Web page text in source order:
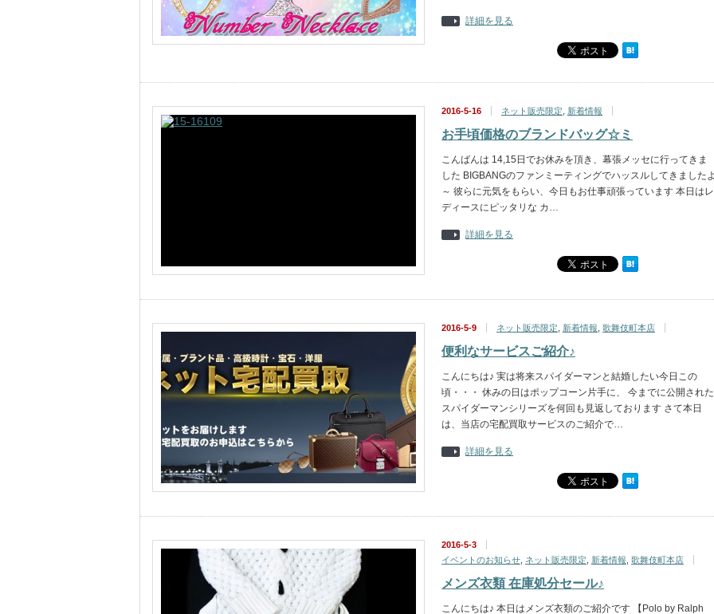
詳細を見る
2016-5-16 ネット販売限定 新着情報
お手頃価格のブランドバッグ☆ミ
こんばんは 14,15日でお休みを頂き、幕張メッセに行ってきま
した BIGBANGのファンミーティングでハッスルしてきました
～ 彼らに元気をもらい、今日もお仕事頑張っています 本日はレ
ディースにピッタリな カ…
詳細を見る
2016-5-9 ネット販売限定 新着情報 歌舞伎町本店
便利なサービスご紹介♪
こんにちは♪ 実は将来スパイダーマンと結婚したい今日この
頃・・・ 休みの日はポップコーン片手に、 今までに公開された
スパイダーマンシリーズを何回も見返しております さて本日
は、当店の宅配買取サービスのご紹介で…
詳細を見る
2016-5-3
イベントのお知らせ ネット販売限定 新着情報 歌舞伎町本店
メンズ衣類 在庫処分セール♪
こんにちは♪ 本日はメンズ衣類のご紹介です 【Polo by Ralph